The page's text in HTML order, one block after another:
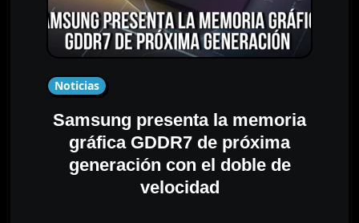
Noticias
Samsung presenta la memoria
gráfica GDDR7 de próxima
generación con el doble de
velocidad